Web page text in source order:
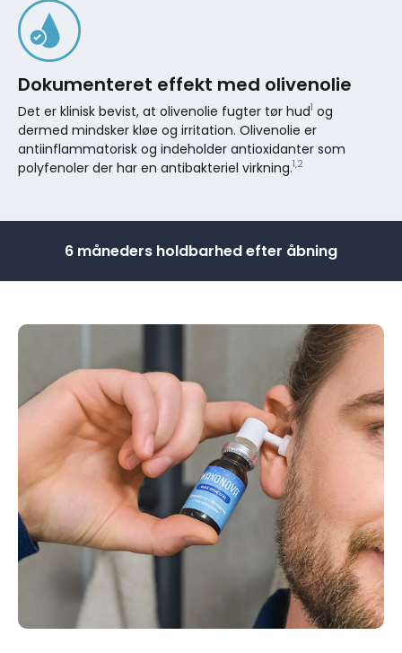
Dokumenteret effekt med olivenolie
Det er klinisk bevist, at olivenolie fugter tør hud1 og
dermed mindsker kløe og irritation. Olivenolie er
antiinflammatorisk og indeholder antioxidanter som
polyfenoler der har en antibakteriel virkning.1,2
6 måneders holdbarhed efter åbning